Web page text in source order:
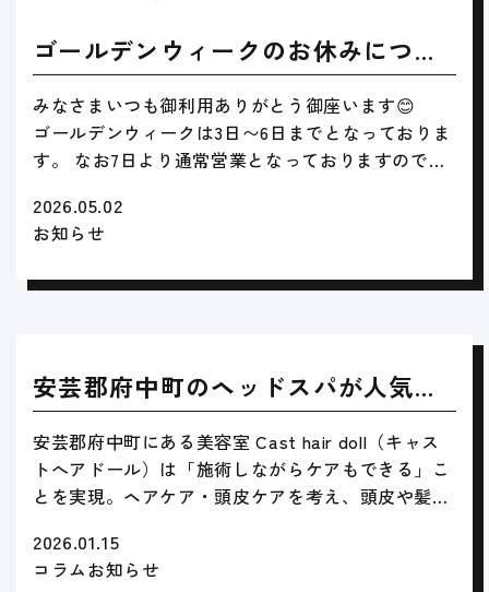
ゴールデンウィークのお休みについ
て
みなさまいつも御利用ありがとう御座います😊
ゴールデンウィークは3日〜6日までとなっておりま
す。 なお7日より通常営業となっておりますので、
2026.05.02
お知らせ
安芸郡府中町のヘッドスパが人気の
美容室Cast hair doll
安芸郡府中町にある美容室 Cast hair doll（キャス
トへアドール）は「施術しながらケアもできる」こ
とを実現。ヘアケア・頭皮ケアを考え、頭皮や髪を
す。 スキャルプエステやヘッドスパも人気の当店
は、向洋駅からも徒歩5分となりますのでお気軽に
2026.01.15
コラムお知らせ